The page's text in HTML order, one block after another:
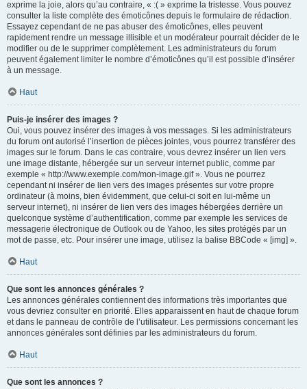
exprime la joie, alors qu’au contraire, « :( » exprime la tristesse. Vous pouvez
consulter la liste complète des émoticônes depuis le formulaire de rédaction.
Essayez cependant de ne pas abuser des émoticônes, elles peuvent
rapidement rendre un message illisible et un modérateur pourrait décider de le
modifier ou de le supprimer complètement. Les administrateurs du forum
peuvent également limiter le nombre d’émoticônes qu’il est possible d’insérer
à un message.
Haut
Puis-je insérer des images ?
Oui, vous pouvez insérer des images à vos messages. Si les administrateurs
du forum ont autorisé l’insertion de pièces jointes, vous pourrez transférer des
images sur le forum. Dans le cas contraire, vous devrez insérer un lien vers
une image distante, hébergée sur un serveur internet public, comme par
exemple « http://www.exemple.com/mon-image.gif ». Vous ne pourrez
cependant ni insérer de lien vers des images présentes sur votre propre
ordinateur (à moins, bien évidemment, que celui-ci soit en lui-même un
serveur internet), ni insérer de lien vers des images hébergées derrière un
quelconque système d’authentification, comme par exemple les services de
messagerie électronique de Outlook ou de Yahoo, les sites protégés par un
mot de passe, etc. Pour insérer une image, utilisez la balise BBCode « [img] ».
Haut
Que sont les annonces générales ?
Les annonces générales contiennent des informations très importantes que
vous devriez consulter en priorité. Elles apparaissent en haut de chaque forum
et dans le panneau de contrôle de l’utilisateur. Les permissions concernant les
annonces générales sont définies par les administrateurs du forum.
Haut
Que sont les annonces ?